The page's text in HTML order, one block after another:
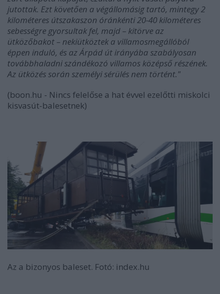
jutottak. Ezt követően a végállomásig tartó, mintegy 2
kilométeres útszakaszon óránkénti 20-40 kilométeres
sebességre gyorsultak fel, majd – kitörve az
ütközőbakot – nekiütköztek a villamosmegállóból
éppen induló, és az Árpád út irányába szabályosan
továbbhaladni szándékozó villamos középső részének.
Az ütközés során személyi sérülés nem történt."
(boon.hu - Nincs felelőse a hat évvel ezelőtti miskolci
kisvasút-balesetnek)
Az a bizonyos baleset. Fotó: index.hu